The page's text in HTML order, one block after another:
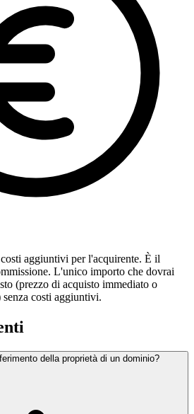
aggiuntivi per l'acquirente. È il
L'unico importo che dovrai
(prezzo di acquisto immediato o
costi aggiuntivi.
della proprietà di un dominio?